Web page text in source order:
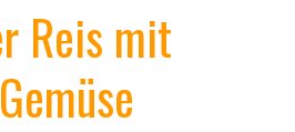
Reis mit